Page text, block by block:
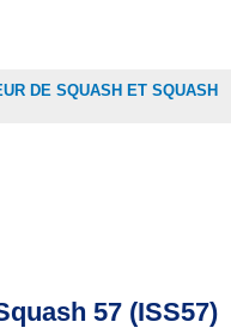
DE SQUASH ET SQUASH
57 (ISS57)